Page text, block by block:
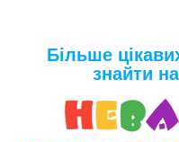
Більше
знайти